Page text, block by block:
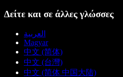
Δείτε και σε άλλες γλώσσες
العربية
Magyar
中文 (简体)
中文 (台灣)
中文 (简体 中国大陆)